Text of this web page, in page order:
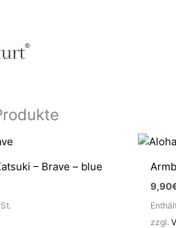
– Brave – blue
9,90
zzgl.